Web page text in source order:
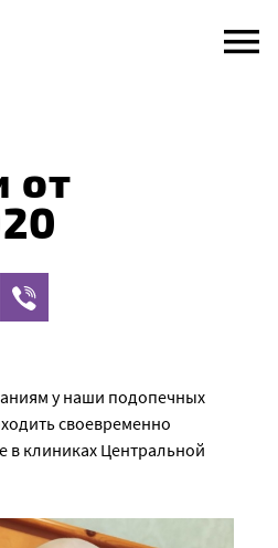
от
у наши подопечных
своевременно
в клиниках Центральной